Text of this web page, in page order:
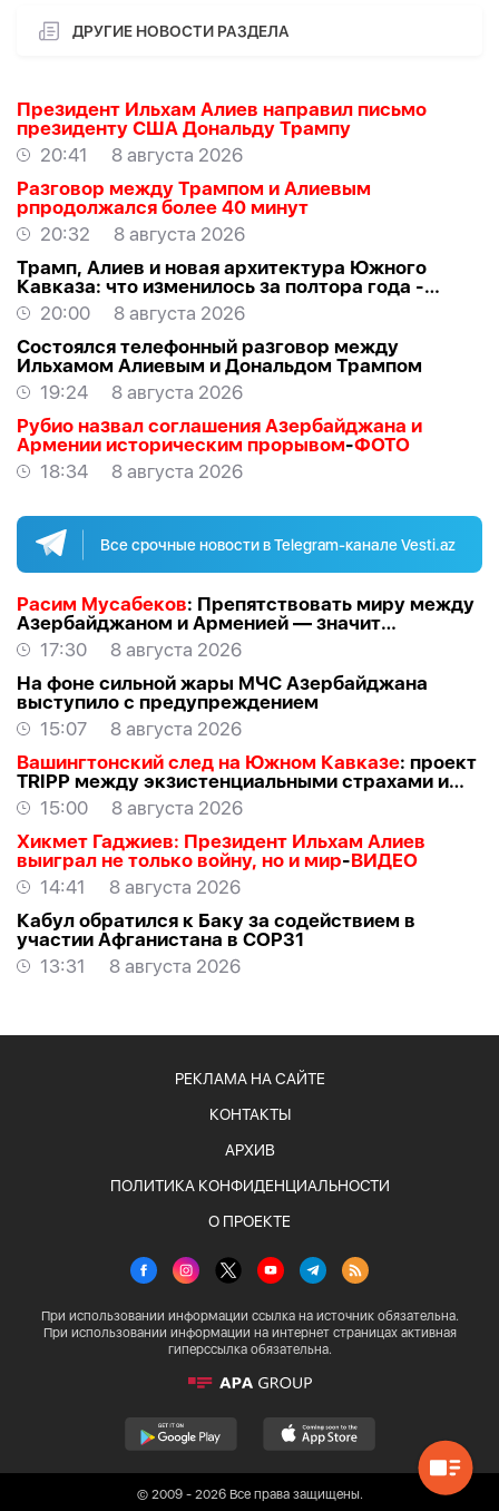
ДРУГИЕ НОВОСТИ РАЗДЕЛА
Президент Ильхам Алиев направил письмо
президенту США Дональду Трампу
20:41
8 августа 2026
Разговор между Трампом и Алиевым
рпродолжался более 40 минут
20:32
8 августа 2026
Трамп, Алиев и новая архитектура Южного
Кавказа: что изменилось за полтора года -
ВЗГЛЯД
20:00
8 августа 2026
Состоялся телефонный разговор между
Ильхамом Алиевым и Дональдом Трампом
19:24
8 августа 2026
Рубио назвал соглашения Азербайджана и
Армении историческим прорывом-ФОТО
18:34
8 августа 2026
Все срочные новости в Telegram-канале Vesti.az
Расим Мусабеков: Препятствовать миру между
Азербайджаном и Арменией — значит
создавать проблемы самим себе -
17:30
8 августа 2026
На фоне сильной жары МЧС Азербайджана
выступило с предупреждением
15:07
8 августа 2026
Вашингтонский след на Южном Кавказе: проект
TRIPР между экзистенциальными страхами и
прагматичными интересами -
АЛЛАХВЕРАНОВ
15:00
8 августа 2026
Хикмет Гаджиев: Президент Ильхам Алиев
выиграл не только войну, но и мир-ВИДЕО
14:41
8 августа 2026
Кабул обратился к Баку за содействием в
участии Афганистана в COP31
13:31
8 августа 2026
РЕКЛАМА НА САЙТЕ
КОНТАКТЫ
АРХИВ
ПОЛИТИКА КОНФИДЕНЦИАЛЬНОСТИ
О ПРОЕКТЕ
При использовании информации ссылка на источник обязательна.
При использовании информации на интернет страницах активная
гиперссылка обязательна.
© 2009 - 2026 Все права защищены.